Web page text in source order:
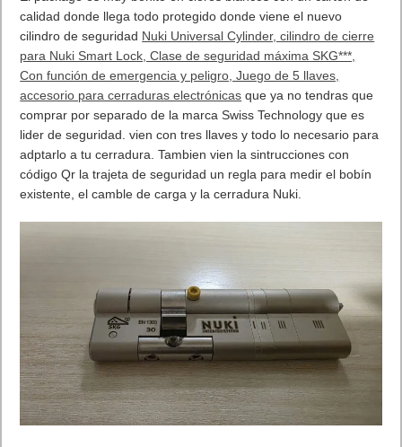
calidad donde llega todo protegido donde viene el nuevo
cilindro de seguridad Nuki Universal Cylinder, cilindro de cierre
para Nuki Smart Lock, Clase de seguridad máxima SKG***,
Con función de emergencia y peligro, Juego de 5 llaves,
accesorio para cerraduras electrónicas que ya no tendras que
comprar por separado de la marca Swiss Technology que es
lider de seguridad. vien con tres llaves y todo lo necesario para
adptarlo a tu cerradura. Tambien vien la sintrucciones con
código Qr la trajeta de seguridad un regla para medir el bobín
existente, el camble de carga y la cerradura Nuki.